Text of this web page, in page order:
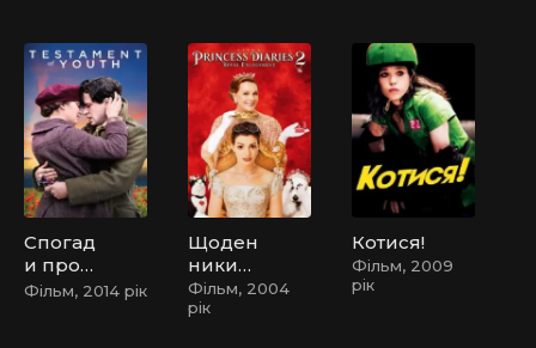
Спогад
и про
майбут
Фільм, 2014 рік
Щоден
ники
принц
еси 2
Фільм, 2004
рік
Котися!
Фільм, 2009
рік